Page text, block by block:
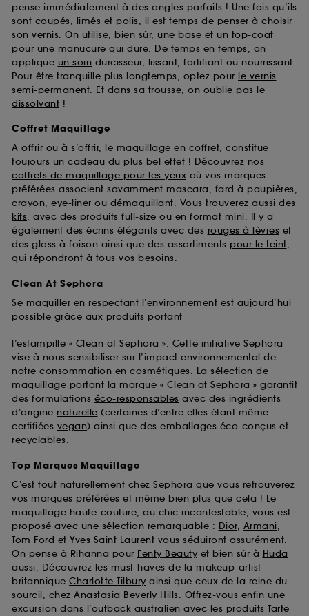
pense immédiatement à des ongles parfaits ! Une fois qu’ils
sont coupés, limés et polis, il est temps de penser à choisir
son vernis. On utilise, bien sûr, une base et un top-coat
pour une manucure qui dure. De temps en temps, on
applique un soin durcisseur, lissant, fortifiant ou nourrissant.
Pour être tranquille plus longtemps, optez pour le vernis
semi-permanent. Et dans sa trousse, on oublie pas le
dissolvant !
Coffret Maquillage
A offrir ou à s’offrir, le maquillage en coffret, constitue
toujours un cadeau du plus bel effet ! Découvrez nos
coffrets de maquillage pour les yeux où vos marques
préférées associent savamment mascara, fard à paupières,
crayon, eye-liner ou démaquillant. Vous trouverez aussi des
kits, avec des produits full-size ou en format mini. Il y a
également des écrins élégants avec des rouges à lèvres et
des gloss à foison ainsi que des assortiments pour le teint,
qui répondront à tous vos besoins.
Clean At Sephora
Se maquiller en respectant l’environnement est aujourd’hui
possible grâce aux produits portant
l’estampille « Clean at Sephora ». Cette initiative Sephora
vise à nous sensibiliser sur l’impact environnemental de
notre consommation en cosmétiques. La sélection de
maquillage portant la marque « Clean at Sephora » garantit
des formulations éco-responsables avec des ingrédients
d’origine naturelle (certaines d’entre elles étant même
certifiées vegan) ainsi que des emballages éco-conçus et
recyclables.
Top Marques Maquillage
C’est tout naturellement chez Sephora que vous retrouverez
vos marques préférées et même bien plus que cela ! Le
maquillage haute-couture, au chic incontestable, vous est
proposé avec une sélection remarquable : Dior, Armani,
Tom Ford et Yves Saint Laurent vous séduiront assurément.
On pense à Rihanna pour Fenty Beauty et bien sûr à Huda
aussi. Découvrez les must-haves de la makeup-artist
britannique Charlotte Tilbury ainsi que ceux de la reine du
sourcil, chez Anastasia Beverly Hills. Offrez-vous enfin une
excursion dans l’outback australien avec les produits Tarte